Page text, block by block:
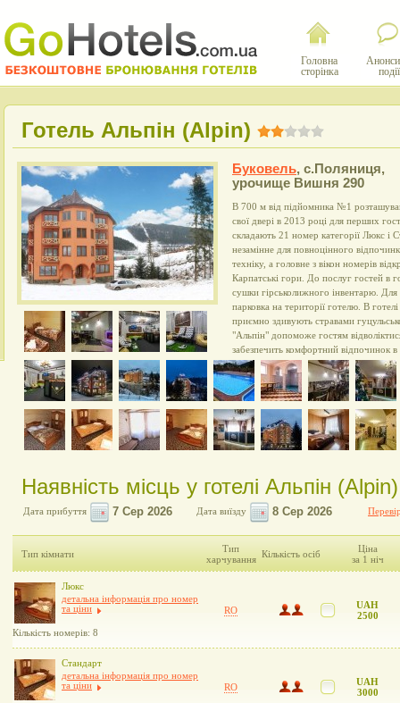
Головна
сторінка
події
Готель Альпін (Alpin)
Буковель, с.Поляниця,
урочище Вишня 290
В 700 м від підйомника №1
свої двері в 2013 році для перших
складають 21 номер категорії Люкс і
незамінне для повноцінного
техніку, а головне з вікон номерів
Карпатські гори. До послуг гостей в
сушки гірськолижного інвентарю. Для
парковка на території готелю. В
приємно здивують стравами
"Альпін" допоможе гостям
забезпечить комфортний відпочинок
Наявність місць у готелі Альпін (Alpin)
Дата прибуття Дата виїзду
Тип кімнати
Тип
харчування Кількість осіб
Ціна
за 1 ніч
Люкс
детальна інформація про номер
та ціни
Кількість номерів: 8
RO
UAH
2500
Стандарт
детальна інформація про номер
та ціни
RO
UAH
3000